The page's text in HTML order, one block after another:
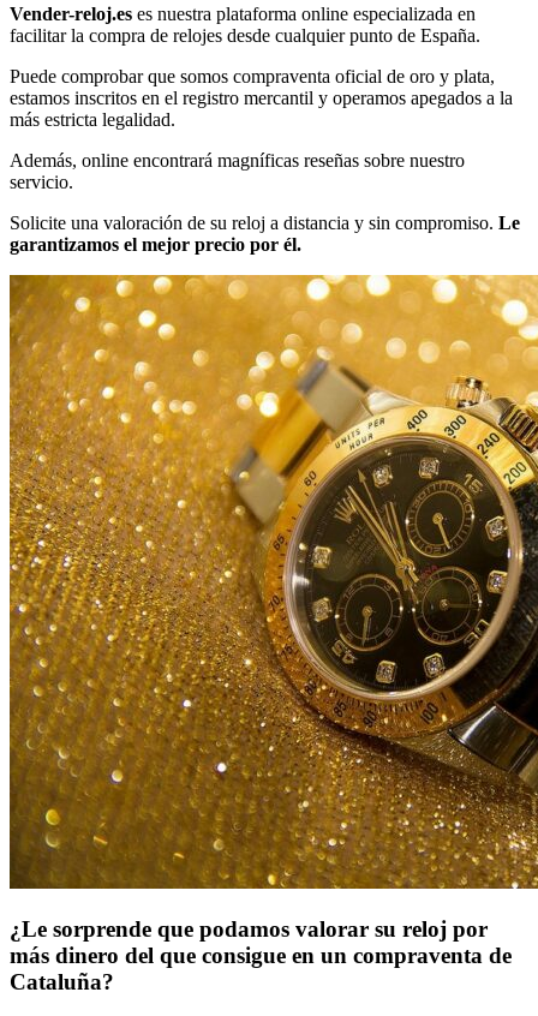
Vender-reloj.es es nuestra plataforma online especializada en
facilitar la compra de relojes desde cualquier punto de España.
Puede comprobar que somos compraventa oficial de oro y plata,
estamos inscritos en el registro mercantil y operamos apegados a la
más estricta legalidad.
Además, online encontrará magníficas reseñas sobre nuestro
servicio.
Solicite una valoración de su reloj a distancia y sin compromiso. Le
garantizamos el mejor precio por él.
¿Le sorprende que podamos valorar su reloj por
más dinero del que consigue en un compraventa de
Cataluña?